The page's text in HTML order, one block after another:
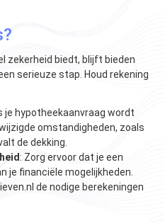
zekerheid biedt, blijft bieden
serieuze stap. Houd rekening
je hypotheekaanvraag wordt
omstandigheden, zoals
de dekking.
: Zorg ervoor dat je een
je financiële mogelijkheden.
de nodige berekeningen